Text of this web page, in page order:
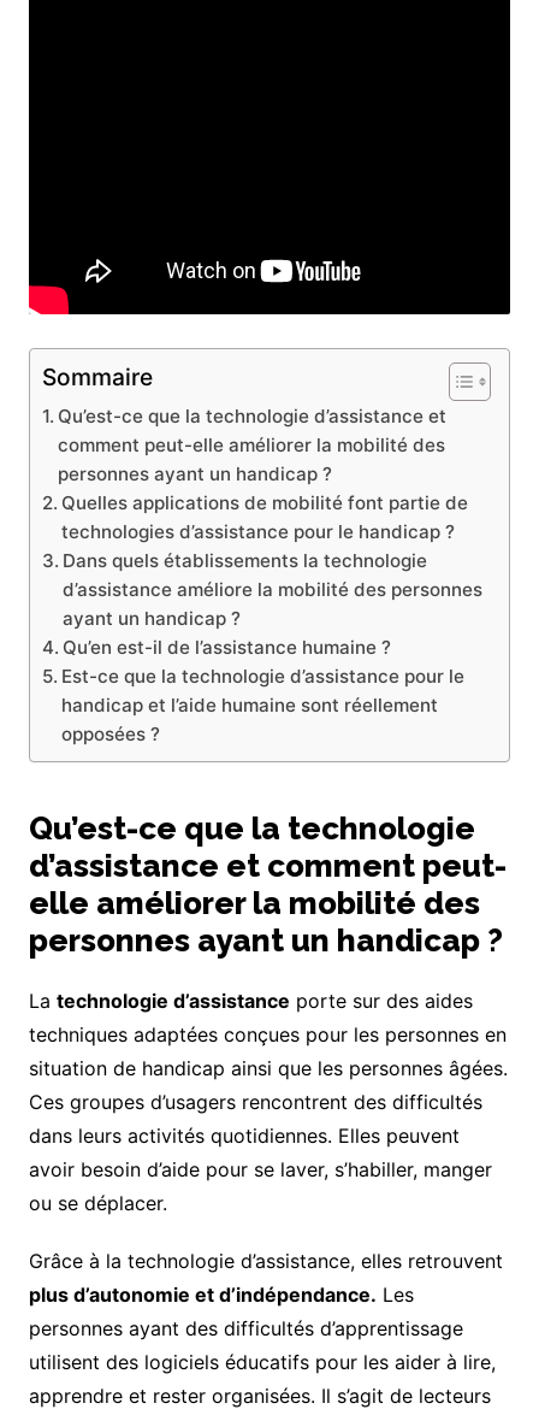
Sommaire
Qu’est-ce que la technologie d’assistance et
comment peut-elle améliorer la mobilité des
personnes ayant un handicap ?
Quelles applications de mobilité font partie de
technologies d’assistance pour le handicap ?
Dans quels établissements la technologie
d’assistance améliore la mobilité des personnes
ayant un handicap ?
Qu’en est-il de l’assistance humaine ?
Est-ce que la technologie d’assistance pour le
handicap et l’aide humaine sont réellement
opposées ?
Qu’est-ce que la technologie
d’assistance et comment peut-
elle améliorer la mobilité des
personnes ayant un handicap ?
La technologie d’assistance porte sur des aides
techniques adaptées conçues pour les personnes en
situation de handicap ainsi que les personnes âgées.
Ces groupes d’usagers rencontrent des difficultés
dans leurs activités quotidiennes. Elles peuvent
avoir besoin d’aide pour se laver, s’habiller, manger
ou se déplacer.
Grâce à la technologie d’assistance, elles retrouvent
plus d’autonomie et d’indépendance. Les
personnes ayant des difficultés d’apprentissage
utilisent des logiciels éducatifs pour les aider à lire,
apprendre et rester organisées. Il s’agit de lecteurs